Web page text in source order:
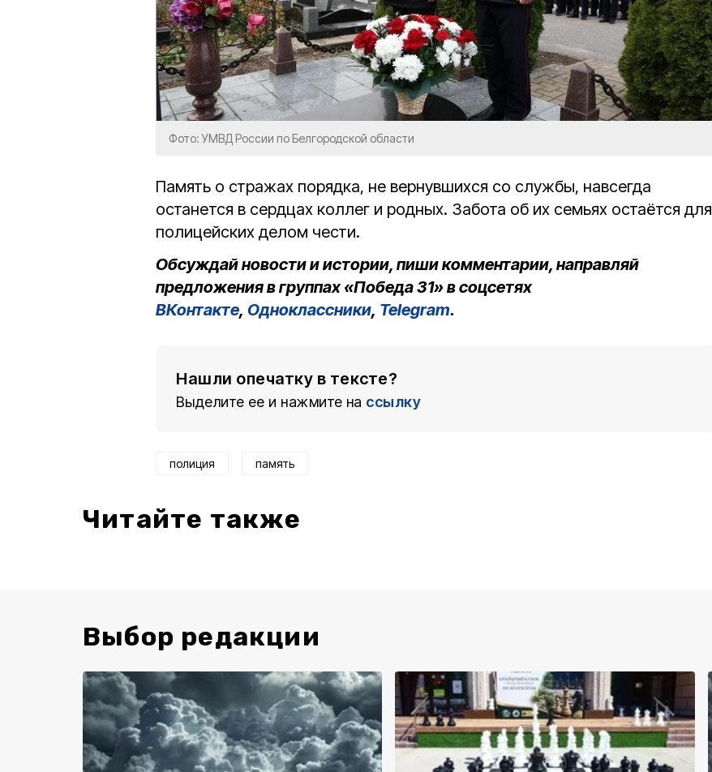
Фото: УМВД России по Белгородской области
Память о стражах порядка, не вернувшихся со службы, навсегда
останется в сердцах коллег и родных. Забота об их семьях остаётся для
полицейских делом чести.
Обсуждай новости и истории, пиши комментарии, направляй
предложения в группах «Победа 31» в соцсетях
ВКонтакте, Одноклассники, Telegram.
Нашли опечатку в тексте?
Выделите ее и нажмите на ссылку
полиция память
Читайте также
Выбор редакции